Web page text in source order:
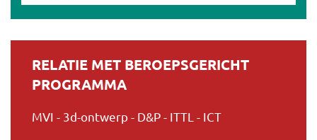
RELATIE MET BEROEPSGERICHT
PROGRAMMA
MVI - 3d-ontwerp - D&P - ITTL - ICT